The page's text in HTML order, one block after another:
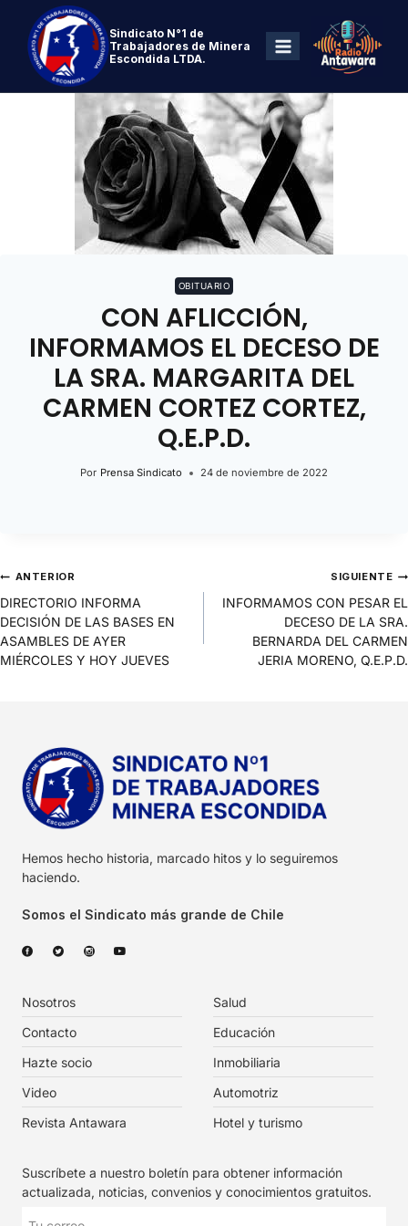
Sindicato N°1 de
Trabajadores de Minera
Escondida LTDA.
OBITUARIO
CON AFLICCIÓN,
INFORMAMOS EL DECESO DE
LA SRA. MARGARITA DEL
CARMEN CORTEZ CORTEZ,
Q.E.P.D.
Por Prensa Sindicato 24 de noviembre de 2022
ANTERIOR
DIRECTORIO INFORMA
DECISIÓN DE LAS BASES EN
ASAMBLES DE AYER
MIÉRCOLES Y HOY JUEVES
SIGUIENTE
INFORMAMOS CON PESAR EL
DECESO DE LA SRA.
BERNARDA DEL CARMEN
JERIA MORENO, Q.E.P.D.
Hemos hecho historia, marcado hitos y lo seguiremos
haciendo.
Somos el Sindicato más grande de Chile
Nosotros
Contacto
Hazte socio
Video
Revista Antawara
Salud
Educación
Inmobiliaria
Automotriz
Hotel y turismo
Suscríbete a nuestro boletín para obtener información
actualizada, noticias, convenios y conocimientos gratuitos.